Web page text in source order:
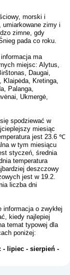
morski i
zimy i
zimne, gdy
pada co roku.
ma
miejsc: Alytus,
Daugai,
Kretinga,
Palanga,
Ukmergė,
spodziewać w
miesiąc
jest 23.6 ℃
w tym miesiącu
styczeń, średnia
temperatura
deszczowy
jest w 19.2.
liczba dni
o zwykłej
kiedy najlepiej
temat typowej dla
poniżej:
-lipiec -sierpień -